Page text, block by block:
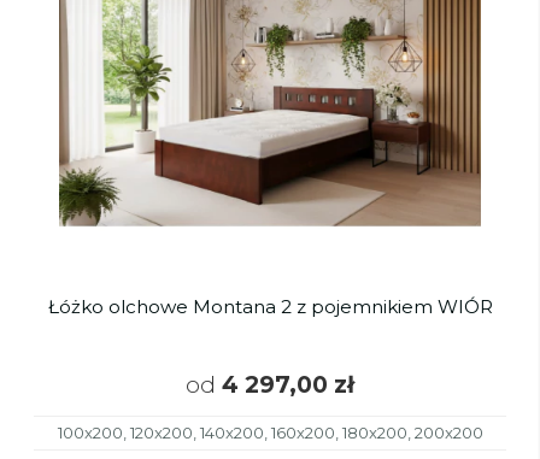
Łóżko olchowe Montana 2 z pojemnikiem WIÓR
od 4 297,00 zł
100x200, 120x200, 140x200, 160x200, 180x200, 200x200